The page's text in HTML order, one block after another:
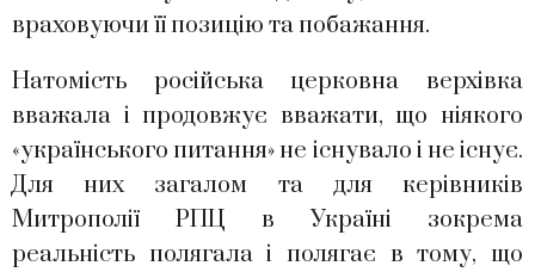
враховуючи її позицію та побажання.
Натомість російська церковна верхівка
вважала і продовжує вважати, що ніякого
«українського питання» не існувало і не існує.
Для них загалом та для керівників
Митрополії РПЦ в Україні зокрема
реальність полягала і полягає в тому, що